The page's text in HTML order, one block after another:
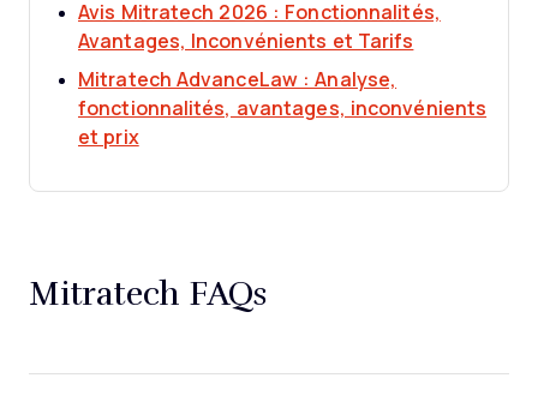
Avis Mitratech 2026 : Fonctionnalités,
Avantages, Inconvénients et Tarifs
Mitratech AdvanceLaw : Analyse,
fonctionnalités, avantages, inconvénients
et prixOpens new window
Mitratech FAQs